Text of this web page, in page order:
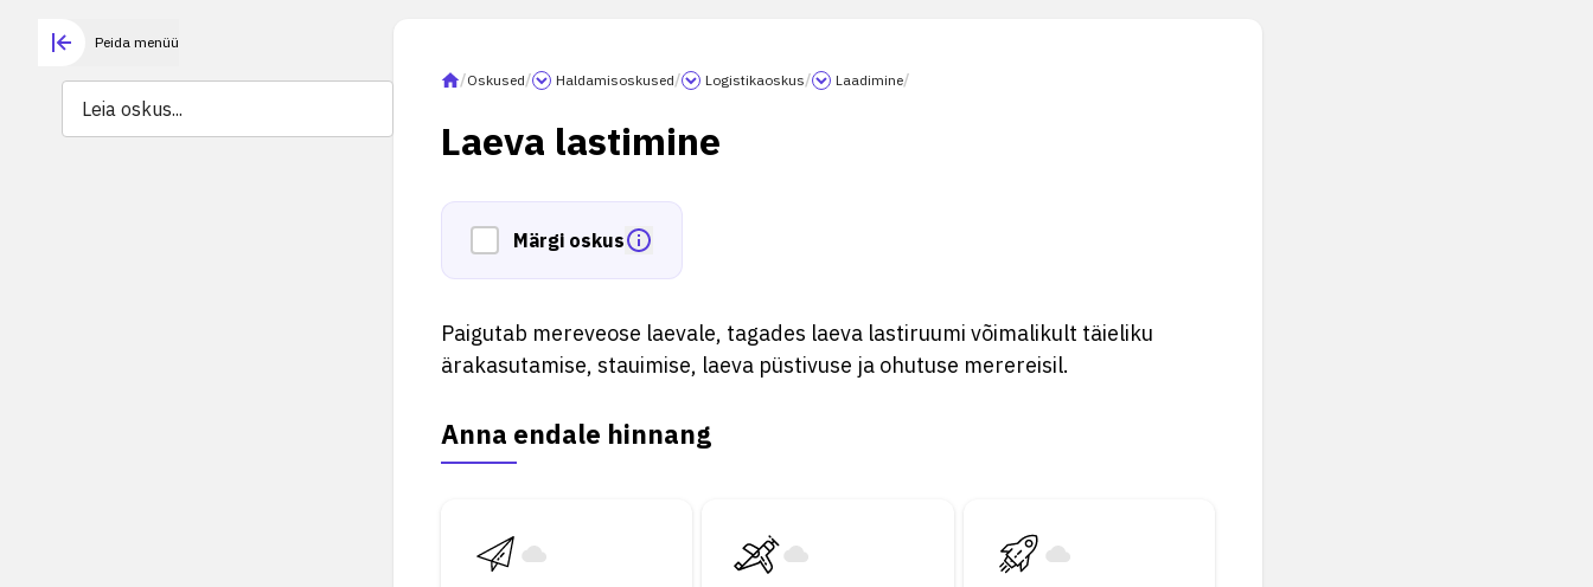
Peida menüü
/Oskused/ Haldamisoskused/ Logistikaoskus/ Laadimine/
Laeva lastimine
Märgi oskus
Paigutab mereveose laevale, tagades laeva lastiruumi võimalikult täieliku
ärakasutamise, stauimise, laeva püstivuse ja ohutuse merereisil.
Anna endale hinnang